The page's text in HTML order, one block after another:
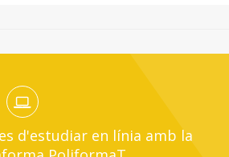
d'estudiar en línia amb la